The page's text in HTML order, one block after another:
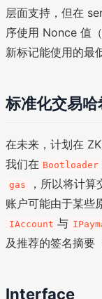
层面支持，但在
序使用 Nonce 值
新标记能使用的最
标准化交易哈
在未来，计划在
我们在 Bootloader
gas
，所以将计
账户可能由于某些
IAccount 与
及推荐的签名摘要
Interface